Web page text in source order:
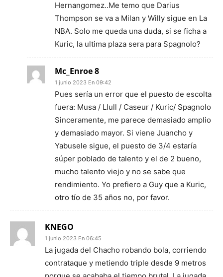
Hernangomez..Me temo que Darius
Thompson se va a Milan y Willy sigue en La
NBA. Solo me queda una duda, si se ficha a
Kuric, la ultima plaza sera para Spagnolo?
Mc_Enroe 8
1 junio 2023 En 09:42
Pues sería un error que el puesto de escolta
fuera: Musa / Llull / Caseur / Kuric/ Spagnolo
Sinceramente, me parece demasiado amplio
y demasiado mayor. Si viene Juancho y
Yabusele sigue, el puesto de 3/4 estaría
súper poblado de talento y el de 2 bueno,
mucho talento viejo y no se sabe que
rendimiento. Yo prefiero a Guy que a Kuric,
otro tío de 35 años no, por favor.
KNEGO
1 junio 2023 En 06:45
La jugada del Chacho robando bola, corriendo
contrataque y metiendo triple desde 9 metros